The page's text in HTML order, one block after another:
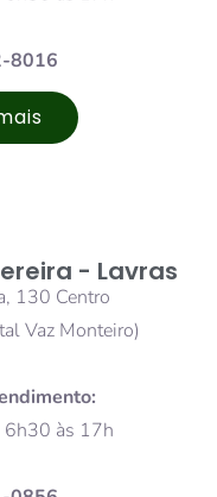
8016
- Lavras
130 Centro
Vaz Monteiro)
6h30 às 17h